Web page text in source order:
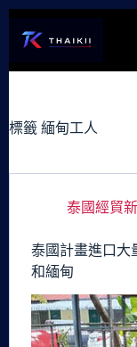
容
標籤 緬甸工人
泰國經貿
泰國計畫進口大
和緬甸